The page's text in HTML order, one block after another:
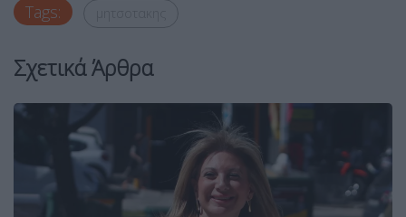
Tags:
Σχετικά Άρθρα